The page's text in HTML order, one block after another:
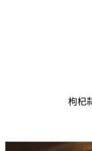
枸杞